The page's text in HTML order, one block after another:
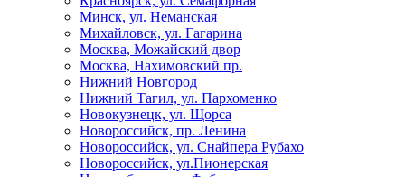
Минск, ул. Неманская
Михайловск, ул. Гагарина
Москва, Можайский двор
Москва, Нахимовский пр.
Нижний Новгород
Нижний Тагил, ул. Пархоменко
Новокузнецк, ул. Щорса
Новороссийск, пр. Ленина
Новороссийск, ул. Снайпера Рубахо
Новороссийск, ул.Пионерская